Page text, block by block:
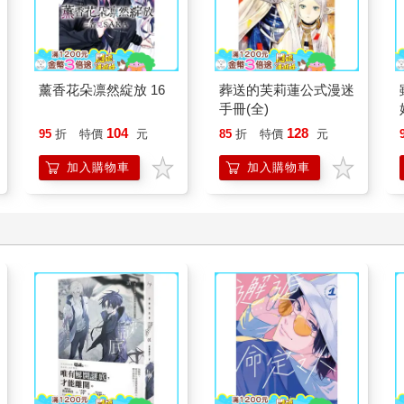
薰香花朵凛然綻放 16
95 折 特價 104 元
加入購物車
葬送的芙莉蓮公式漫迷
手冊(全)
85 折 特價 128 元
加入購物車